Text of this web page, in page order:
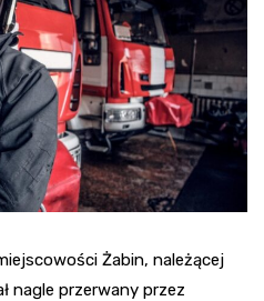
Żabin, należącej
nagle przerwany przez